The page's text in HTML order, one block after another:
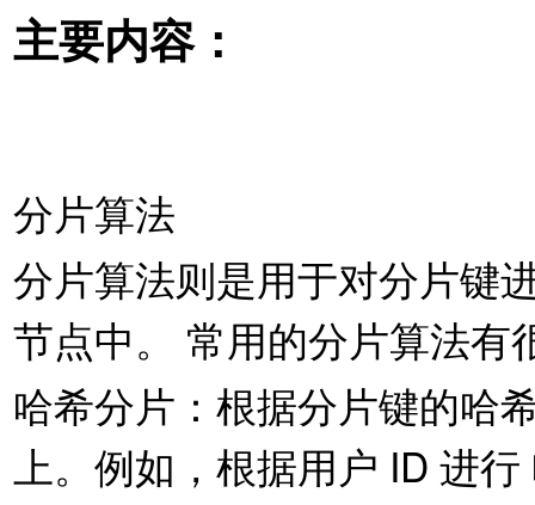
主要内容：
分⽚算法
分⽚算法则是⽤于对分⽚键
节点中。 常⽤的分⽚算法有
哈希分⽚：根据分⽚键的哈
上。例如，根据⽤户 ID 进